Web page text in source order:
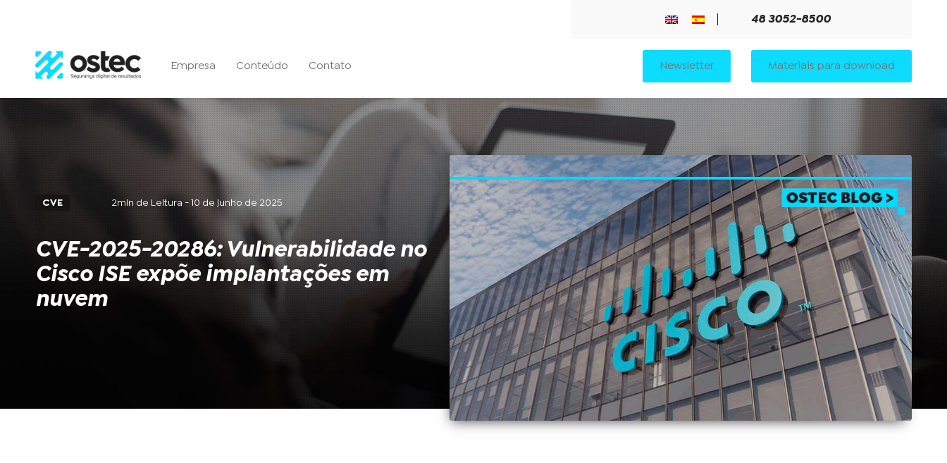
48 3052-8500
Empresa Conteúdo Contato Newsletter Materiais para download
CVE 2min de Leitura - 10 de junho de 2025
CVE-2025-20286: Vulnerabilidade no
Cisco ISE expõe implantações em
nuvem